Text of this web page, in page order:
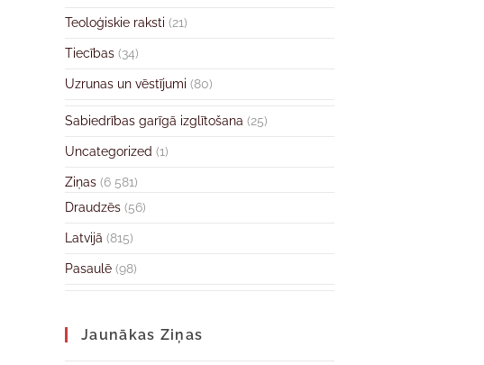
Teoloģiskie raksti (21)
Tiecības (34)
Uzrunas un vēstījumi (80)
Sabiedrības garīgā izglītošana (25)
Uncategorized (1)
Ziņas (6 581)
Draudzēs (56)
Latvijā (815)
Pasaulē (98)
Jaunākas Ziņas